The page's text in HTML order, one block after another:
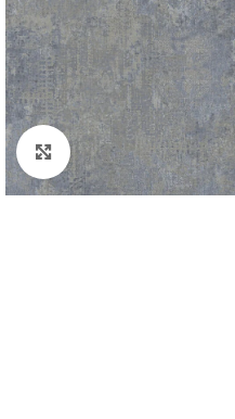
Padidinti nuotrauką